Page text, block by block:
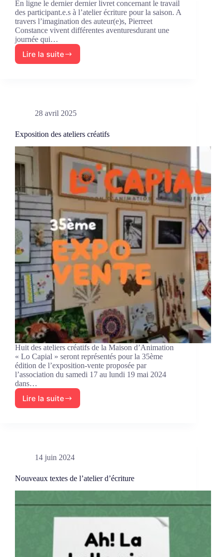
En ligne le dernier dernier livret concernant le travail
des participant.e.s à l’atelier écriture pour la saison. A
travers l’imagination des auteur(e)s, Pierreet
Constance vivent différentes aventuresdurant une
journée qui…
Lire la suite
Les
2025
28 avril 2025
Exposition des ateliers créatifs
Huit des ateliers créatifs de la Maison d’Animation
« Lo Capial » seront représentés pour la 35ème
édition de l’exposition-vente proposée par
l’association du samedi 17 au lundi 19 mai 2024
dans…
Lire la suiteExposition
14 juin 2024
Nouveaux textes de l’atelier d’écriture